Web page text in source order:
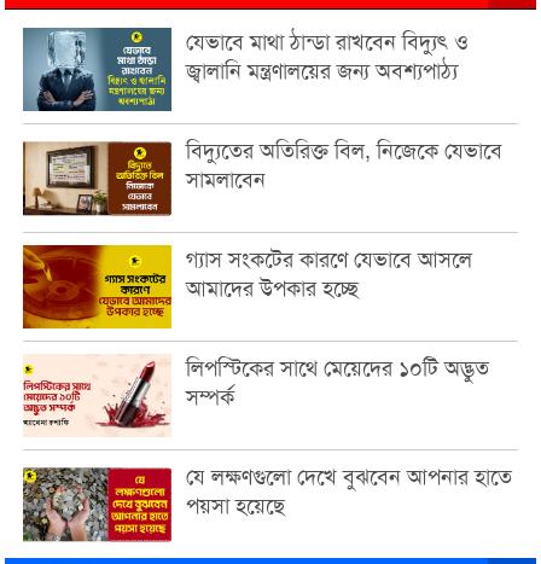
যেভাবে মাথা ঠান্ডা রাখবেন বিদ্যুৎ ও
জ্বালানি মন্ত্রণালয়ের জন্য অবশ্যপাঠ্য
বিদ্যুতের অতিরিক্ত বিল, নিজেকে যেভাবে
সামলাবেন
গ্যাস সংকটের কারণে যেভাবে আসলে
আমাদের উপকার হচ্ছে
লিপস্টিকের সাথে মেয়েদের ১০টি অদ্ভুত
সম্পর্ক
যে লক্ষণগুলো দেখে বুঝবেন আপনার হাতে
পয়সা হয়েছে